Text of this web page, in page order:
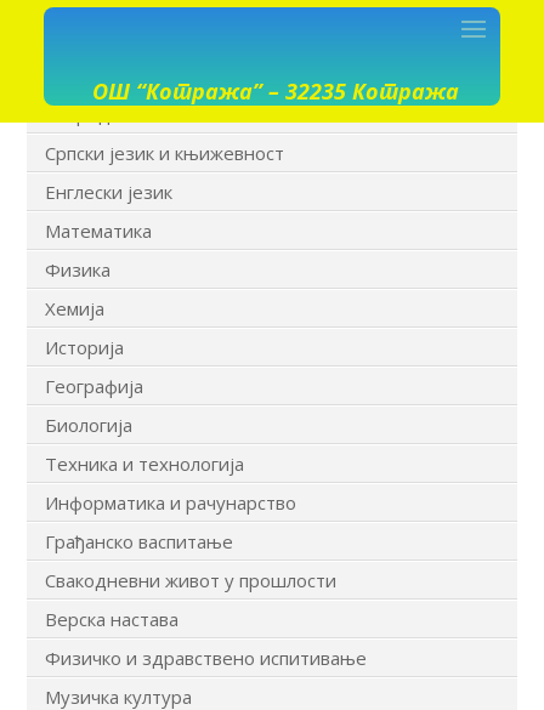
ОШ “Котража” – 32235 Котража
Разредна настава I-IV
Српски језик и књижевност
Енглески језик
Математика
Физика
Хемија
Историја
Географија
Биологија
Техника и технологија
Информатика и рачунарство
Грађанско васпитање
Свакодневни живот у прошлости
Верска настава
Физичко и здравствено испитивање
Музичка култура